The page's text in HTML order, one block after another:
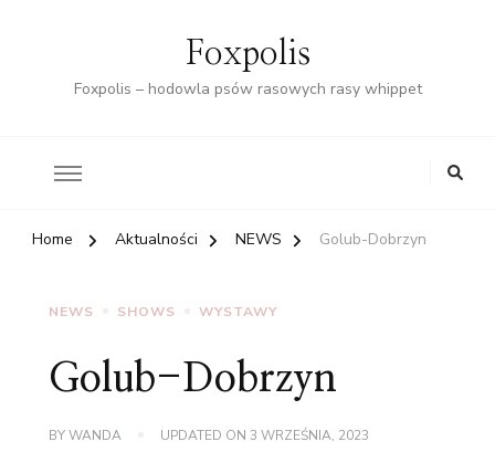
Foxpolis
Foxpolis – hodowla psów rasowych rasy whippet
Home Aktualności NEWS Golub-Dobrzyn
NEWS SHOWS WYSTAWY
Golub-Dobrzyn
BYWANDA UPDATED ON 3 WRZEŚNIA, 2023